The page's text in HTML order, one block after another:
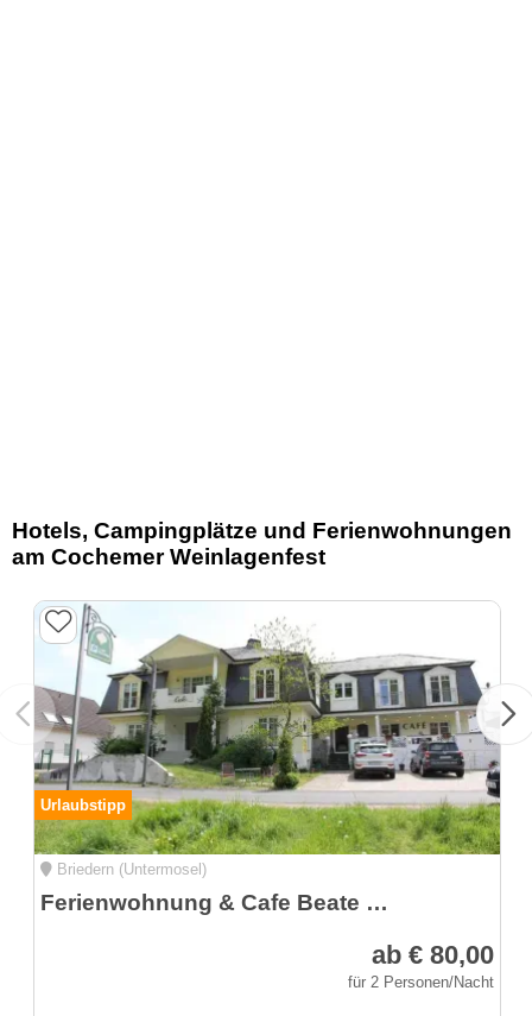
Hotels, Campingplätze und Ferienwohnungen
am Cochemer Weinlagenfest
Urlaubstipp
Briedern (Untermosel)
Ferienwohnung & Cafe Beate Klering
ab € 80,00
für 2 Personen/Nacht